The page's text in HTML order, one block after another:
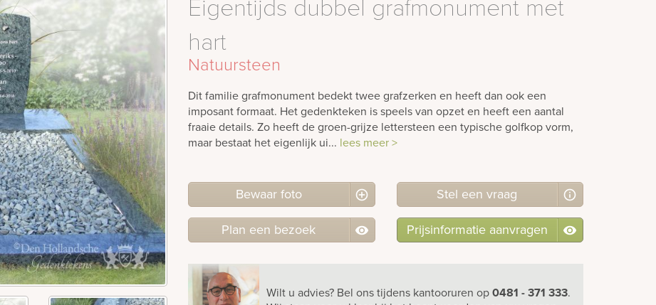
hart
Natuursteen
Dit familie grafmonument bedekt twee grafzerken en heeft dan ook een
imposant formaat. Het gedenkteken is speels van opzet en heeft een aantal
fraaie details. Zo heeft de groen-grijze lettersteen een typische golfkop vorm,
maar bestaat het eigenlijk ui... lees meer >
Bewaar foto Stel een vraag
Plan een bezoek Prijsinformatie aanvragen
Wilt u advies? Bel onstijdens kantooruren op0481 - 371 333.